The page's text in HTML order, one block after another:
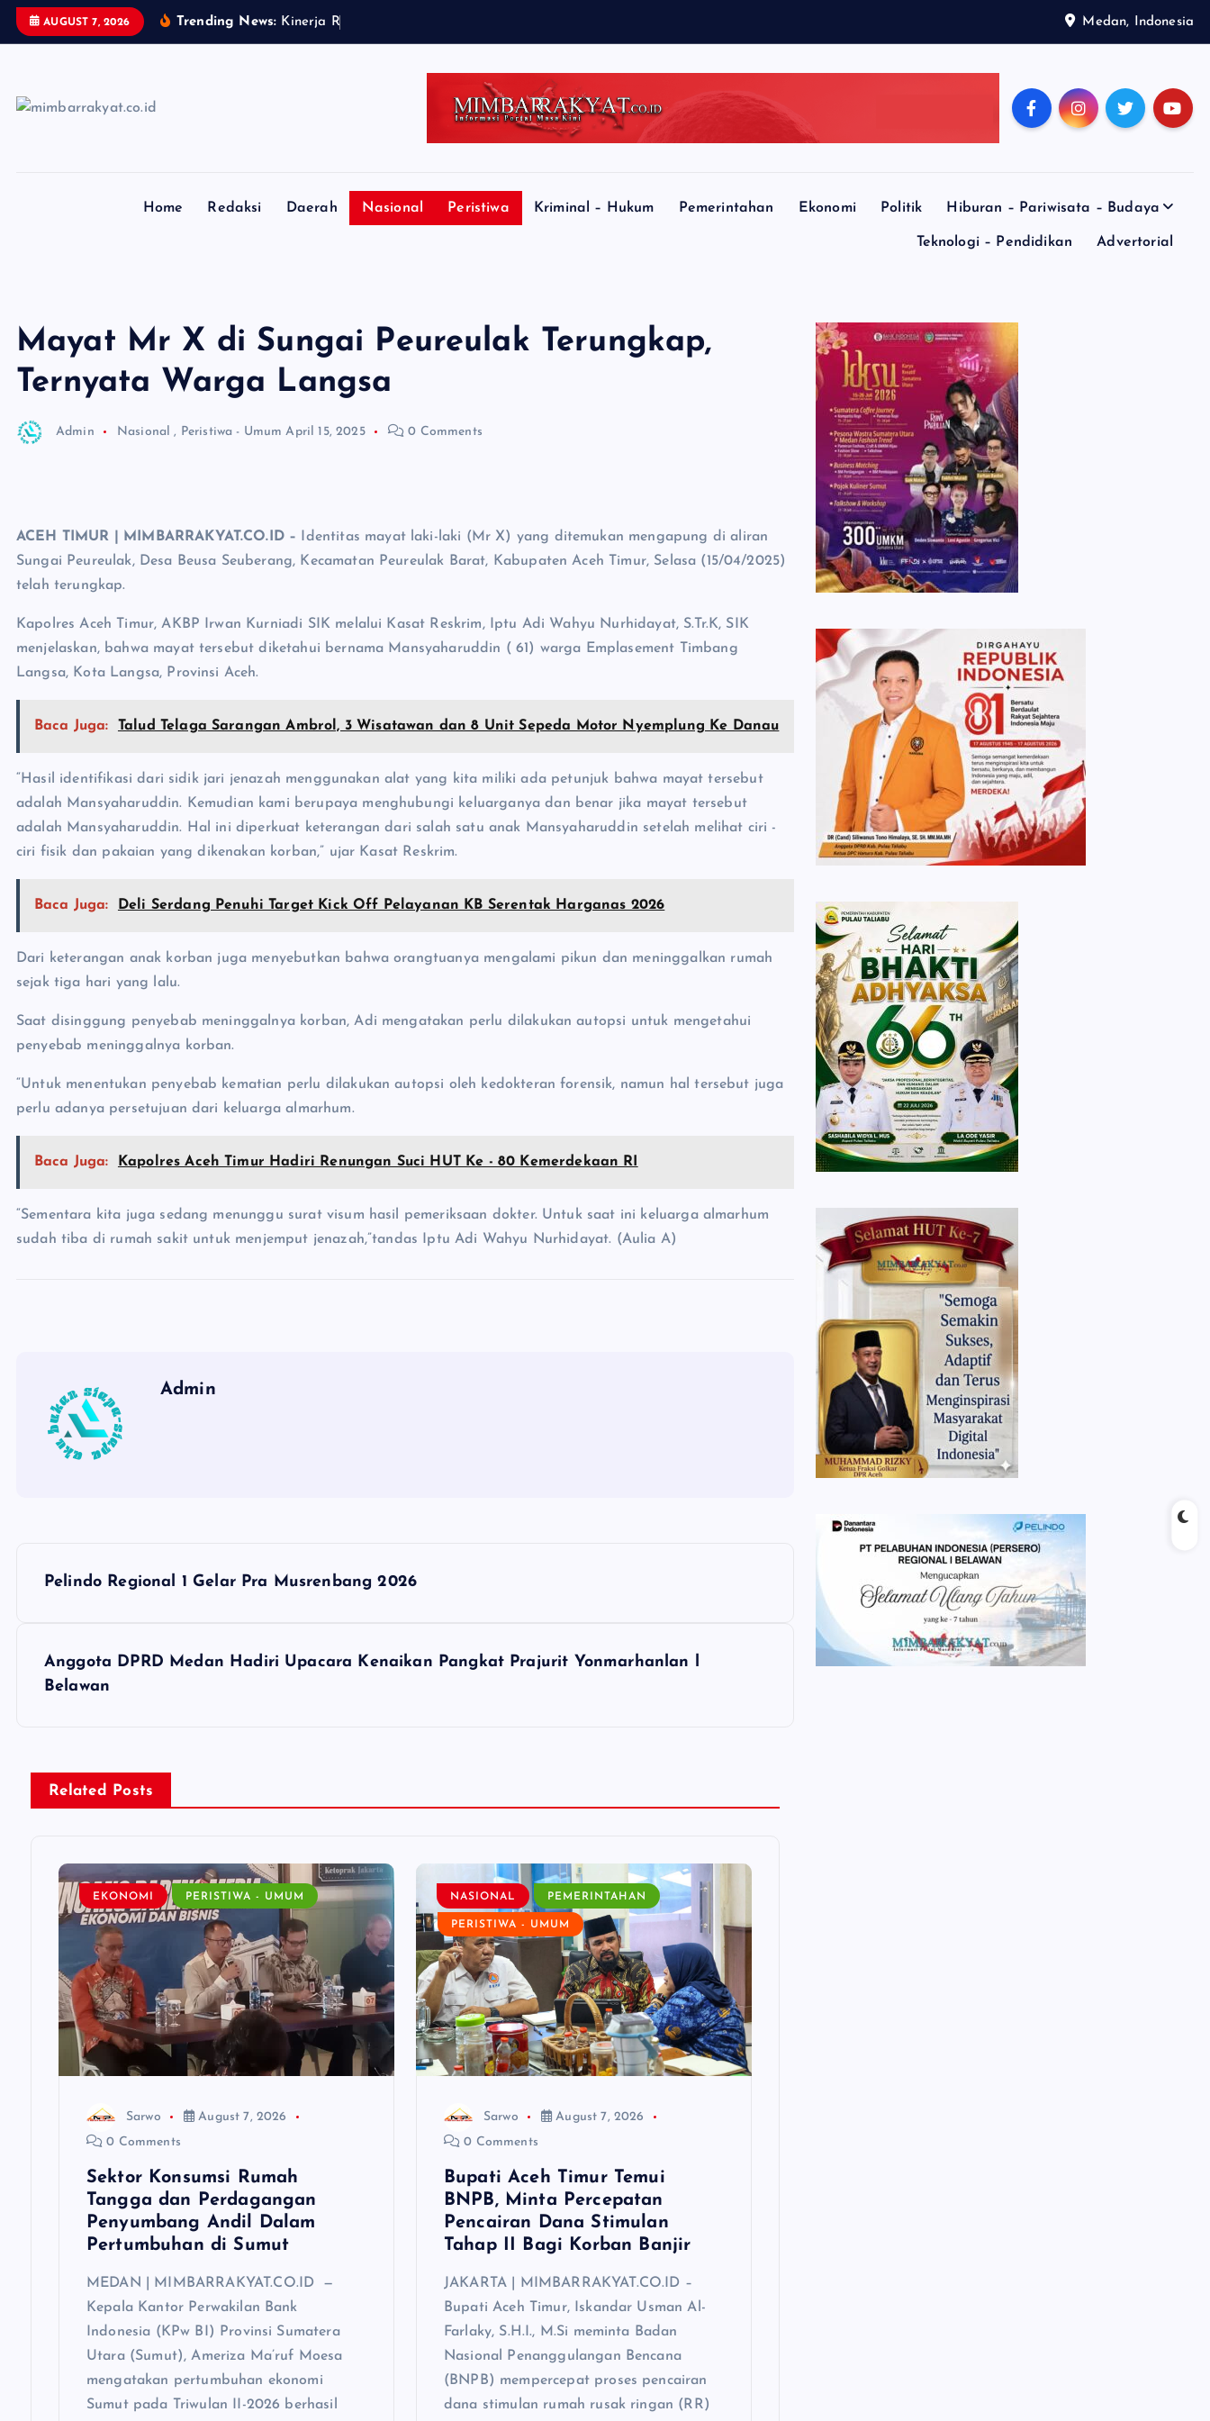
AUGUST 7, 2026 Trending News: Kinerja R Medan, Indonesia
Home Redaksi Daerah Nasional Peristiwa Kriminal – Hukum Pemerintahan Ekonomi Politik Hiburan – Pariwisata – Budaya
Teknologi – Pendidikan Advertorial
Mayat Mr X di Sungai Peureulak Terungkap,
Ternyata Warga Langsa
Admin Nasional , Peristiwa - Umum April 15, 2025 0 Comments
ACEH TIMUR | MIMBARRAKYAT.CO.ID –
Identitas mayat laki-laki (Mr X) yang ditemukan mengapung di aliran
Sungai Peureulak, Desa Beusa Seuberang, Kecamatan Peureulak Barat, Kabupaten Aceh Timur, Selasa (15/04/2025)
telah terungkap.
Kapolres Aceh Timur, AKBP Irwan Kurniadi SIK melalui Kasat Reskrim, Iptu Adi Wahyu Nurhidayat, S.Tr.K, SIK
menjelaskan, bahwa mayat tersebut diketahui bernama Mansyaharuddin ( 61) warga Emplasement Timbang
Langsa, Kota Langsa, Provinsi Aceh.
Baca Juga: Talud Telaga Sarangan Ambrol, 3 Wisatawan dan 8 Unit Sepeda Motor Nyemplung Ke Danau
“Hasil identifikasi dari sidik jari jenazah menggunakan alat yang kita miliki ada petunjuk bahwa mayat tersebut
adalah Mansyaharuddin. Kemudian kami berupaya menghubungi keluarganya dan benar jika mayat tersebut
adalah Mansyaharuddin. Hal ini diperkuat keterangan dari salah satu anak Mansyaharuddin setelah melihat ciri -
ciri fisik dan pakaian yang dikenakan korban,” ujar Kasat Reskrim.
Baca Juga: Deli Serdang Penuhi Target Kick Off Pelayanan KB Serentak Harganas 2026
Dari keterangan anak korban juga menyebutkan bahwa orangtuanya mengalami pikun dan meninggalkan rumah
sejak tiga hari yang lalu.
Saat disinggung penyebab meninggalnya korban, Adi mengatakan perlu dilakukan autopsi untuk mengetahui
penyebab meninggalnya korban.
“Untuk menentukan penyebab kematian perlu dilakukan autopsi oleh kedokteran forensik, namun hal tersebut juga
perlu adanya persetujuan dari keluarga almarhum.
Baca Juga: Kapolres Aceh Timur Hadiri Renungan Suci HUT Ke - 80 Kemerdekaan RI
“Sementara kita juga sedang menunggu surat visum hasil pemeriksaan dokter. Untuk saat ini keluarga almarhum
sudah tiba di rumah sakit untuk menjemput jenazah,”tandas Iptu Adi Wahyu Nurhidayat. (Aulia A)
Admin
n
a
Pelindo Regional 1 Gelar Pra Musrenbang 2026
Anggota DPRD Medan Hadiri Upacara Kenaikan Pangkat Prajurit Yonmarhanlan l
Belawan
Related Posts
EKONOMI PERISTIWA - UMUM
Sarwo
August 7, 2026
0 Comments
Sektor Konsumsi Rumah
Tangga dan Perdagangan
Penyumbang Andil Dalam
Pertumbuhan di Sumut ‎
MEDAN | MIMBARRAKYAT.CO.ID —
‎Kepala Kantor Perwakilan Bank
Indonesia (KPw BI) Provinsi Sumatera
Utara (Sumut), Ameriza Ma’ruf Moesa
mengatakan pertumbuhan ekonomi
Sumut pada Triwulan II-2026 berhasil
NASIONAL PEMERINTAHAN
PERISTIWA - UMUM
Sarwo
August 7, 2026
0 Comments
Bupati Aceh Timur Temui
BNPB, Minta Percepatan
Pencairan Dana Stimulan
Tahap II Bagi Korban Banjir
JAKARTA | MIMBARRAKYAT.CO.ID –
Bupati Aceh Timur, Iskandar Usman Al-
Farlaky, S.H.I., M.Si meminta Badan
Nasional Penanggulangan Bencana
(BNPB) mempercepat proses pencairan
dana stimulan rumah rusak ringan (RR)